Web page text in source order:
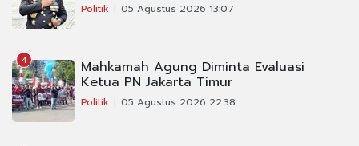
Politik 05 Agustus 2026 13:07
4 Mahkamah Agung Diminta Evaluasi
Ketua PN Jakarta Timur
Politik 05 Agustus 2026 22:38